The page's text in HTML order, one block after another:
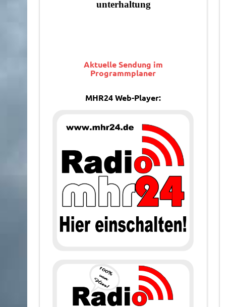
Aktuelle Sendung im
Programmplaner
MHR24 Web-Player: